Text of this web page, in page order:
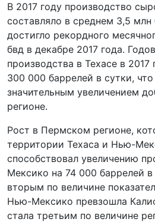
В 2017 году производство
составляло в среднем 3,5 млн
достигло рекордного
бвд в декабре 2017 года.
производства в Техасе в 2017
300 000 баррелей в сутки,
значительным увеличением
регионе.
Рост в Пермском регионе,
территории Техаса и Нью-
способствовал увеличению
Мексико на 74 000 баррелей в
вторым по величине
Нью-Мексико превзошла
стала третьим по величине